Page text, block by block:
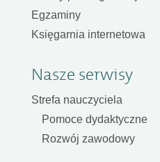
Egzaminy
Księgarnia internetowa
Nasze serwisy
Strefa nauczyciela
Pomoce dydaktyczne
Rozwój zawodowy